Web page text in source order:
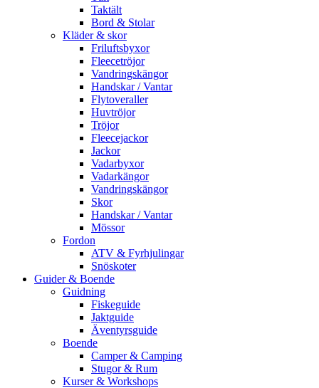
Taktält
Bord & Stolar
Kläder & skor
Friluftsbyxor
Fleecetröjor
Vandringskängor
Handskar / Vantar
Flytoveraller
Huvtröjor
Tröjor
Fleecejackor
Jackor
Vadarbyxor
Vadarkängor
Vandringskängor
Skor
Handskar / Vantar
Mössor
Fordon
ATV & Fyrhjulingar
Snöskoter
Guider & Boende
Guidning
Fiskeguide
Jaktguide
Äventyrsguide
Boende
Camper & Camping
Stugor & Rum
Kurser & Workshops